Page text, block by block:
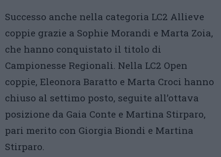
Successo anche nella categoria LC2 Allieve
coppie grazie a Sophie Morandi e Marta Zoia,
che hanno conquistato il titolo di
Campionesse Regionali. Nella LC2 Open
coppie, Eleonora Baratto e Marta Croci hanno
chiuso al settimo posto, seguite all’ottava
posizione da Gaia Conte e Martina Stirparo,
pari merito con Giorgia Biondi e Martina
Stirparo.